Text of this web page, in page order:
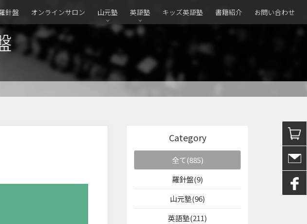
針盤 オンラインサロン 山元塾 英語塾 キッズ英語塾 書籍紹介 お問い合わせ
Category
全て(885)
羅針盤(9)
山元塾(96)
英語塾(211)